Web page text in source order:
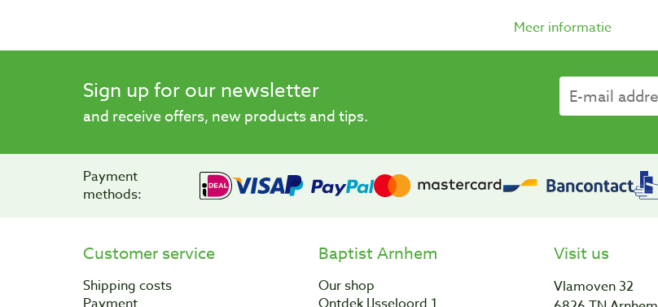
Meer informatie
Sign up for our newsletter
and receive offers, new products and tips.
Payment
methods:
Customer service
Shipping costs
Baptist Arnhem
Our shop
Visit us
Vlamoven 32